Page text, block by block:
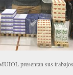
presentan sus